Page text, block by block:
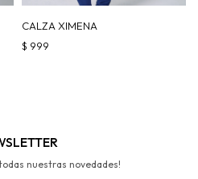
CALZA XIMENA
$ 999
nuestras novedades!